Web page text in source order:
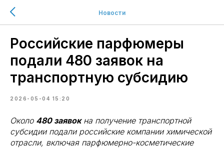
Новости
Российские парфюмеры
подали 480 заявок на
транспортную субсидию
2026-05-04 15:20
Около 480 заявокна получение транспортной
субсидии подали российские компании химической
отрасли, включая парфюмерно-косметические